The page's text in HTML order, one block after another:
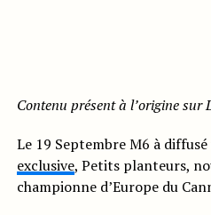
Contenu présent à l’origine sur
Le 19 Septembre M6 à
exclusive, Petits planteurs,
championne d’Europe du